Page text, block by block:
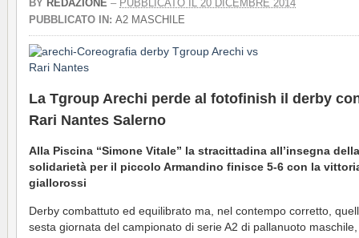
BY REDAZIONE – PUBBLICATO IL 20 DICEMBRE 2014
PUBBLICATO IN: A2 MASCHILE
La Tgroup Arechi perde al fotofinish il derby
Rari Nantes Salerno
Alla Piscina “Simone Vitale” la stracittadina all’insegna della
solidarietà per il piccolo Armandino finisce 5-6 con la
giallorossi
Derby combattuto ed equilibrato ma, nel contempo corretto,
sesta giornata del campionato di serie A2 di pallanuoto